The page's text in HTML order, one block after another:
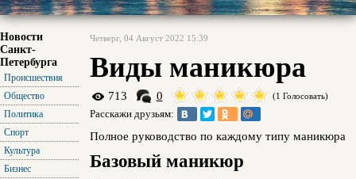
Новости
Санкт-
Петербурга
Происшествия
Общество
Политика
Спорт
Культура
Бизнес
Четверг, 04 Август 2022 15:39
Виды маникюра
713 0 (1 Голосовать)
Расскажи друзьям:
Полное руководство по каждому типу маникюра
Базовый маникюр